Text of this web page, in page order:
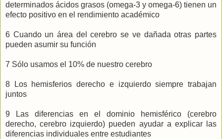
determinados ácidos grasos (omega-3 y omega-6) tienen un
efecto positivo en el rendimiento académico
6 Cuando un área del cerebro se ve dañada otras partes
pueden asumir su función
7 Sólo usamos el 10% de nuestro cerebro
8 Los hemisferios derecho e izquierdo siempre trabajan
juntos
9 Las diferencias en el dominio hemisférico (cerebro
derecho, cerebro izquierdo) pueden ayudar a explicar las
diferencias individuales entre estudiantes